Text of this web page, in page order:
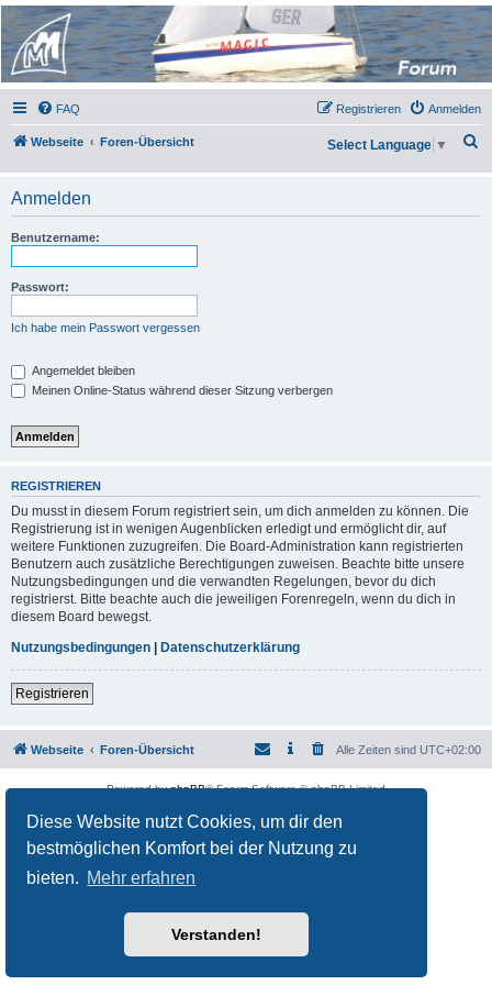
Diese Website nutzt Cookies, um dir den
bestmöglichen Komfort bei der Nutzung zu
bieten. Mehr erfahren
Verstanden!
Micro Magic Forum
Deutschland
FAQ Anmelden
Registrieren
Webseite Foren-Übersicht
h
Select Language ▼
Anmelden
Benutzername:
Passwort:
Ich habe mein Passwort vergessen
Angemeldet bleiben
Meinen Online-Status während dieser Sitzung verbergen
REGISTRIEREN
Du musst in diesem Forum registriert sein, um dich anmelden zu können. Die
Registrierung ist in wenigen Augenblicken erledigt und ermöglicht dir, auf
weitere Funktionen zuzugreifen. Die Board-Administration kann registrierten
Benutzern auch zusätzliche Berechtigungen zuweisen. Beachte bitte unsere
Nutzungsbedingungen und die verwandten Regelungen, bevor du dich
registrierst. Bitte beachte auch die jeweiligen Forenregeln, wenn du dich in
diesem Board bewegst.
Nutzungsbedingungen
Datenschutzerklärung
Registrieren
Webseite Foren-Übersicht Alle Zeiten sind UTC+02:00
Powered byphpBB® Forum Software © phpBB Limited
Datenschutz|Nutzungsbedingungen